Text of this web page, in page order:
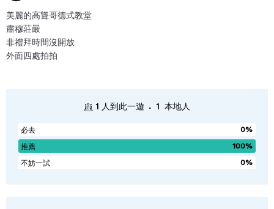
美麗的高聳哥德式教堂
肅穆莊嚴
非禮拜時間沒開放
外面四處拍拍
1 人到此一遊 . 1 本地人
必去
0%
推薦
100%
不妨一試
0%